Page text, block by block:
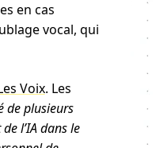
en cas
vocal, qui
Voix. Les
de plusieurs
l’IA dans le